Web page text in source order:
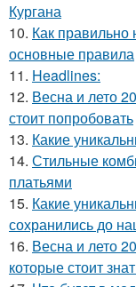
Кургана
10. Как правильно
основные правила
11. Headlines:
12. Весна и лето
стоит попробовать
13. Какие
14. Стильные
платьями
15. Какие
сохранились до
16. Весна и лето
которые стоит